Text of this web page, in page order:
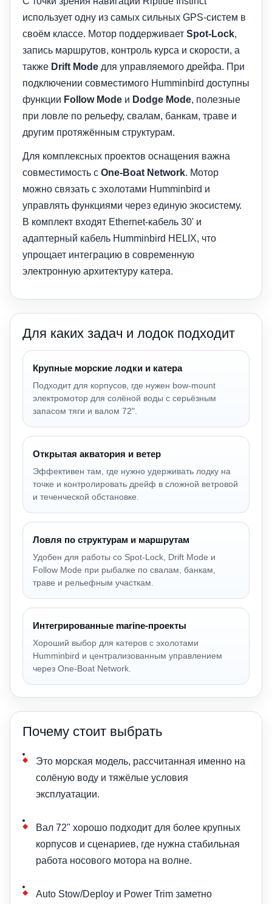
использует одну из самых сильных GPS-систем в
своём классе. Мотор поддерживает Spot-Lock,
запись маршрутов, контроль курса и скорости, а
также Drift Mode для управляемого дрейфа. При
подключении совместимого Humminbird доступны
функции Follow Mode и Dodge Mode, полезные
при ловле по рельефу, свалам, банкам, траве и
другим протяжённым структурам.
Для комплексных проектов оснащения важна
совместимость с One-Boat Network. Мотор
можно связать с эхолотами Humminbird и
управлять функциями через единую экосистему.
В комплект входят Ethernet-кабель 30' и
адаптерный кабель Humminbird HELIX, что
упрощает интеграцию в современную
электронную архитектуру катера.
Для каких задач и лодок подходит
Крупные морские лодки и катера
Подходит для корпусов, где нужен bow-mount
электромотор для солёной воды с серьёзным
запасом тяги и валом 72".
Открытая акватория и ветер
Эффективен там, где нужно удерживать лодку на
точке и контролировать дрейф в сложной ветровой
и теченческой обстановке.
Ловля по структурам и маршрутам
Удобен для работы со Spot-Lock, Drift Mode и
Follow Mode при рыбалке по свалам, банкам,
траве и рельефным участкам.
Интегрированные marine-проекты
Хороший выбор для катеров с эхолотами
Humminbird и централизованным управлением
через One-Boat Network.
Почему стоит выбрать
Это морская модель, рассчитанная именно на
солёную воду и тяжёлые условия
эксплуатации.
Вал 72" хорошо подходит для более крупных
корпусов и сценариев, где нужна стабильная
работа носового мотора на волне.
Auto Stow/Deploy и Power Trim заметно